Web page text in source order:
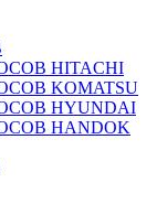
HITACHI
KOMATSU
HYUNDAI
HANDOK